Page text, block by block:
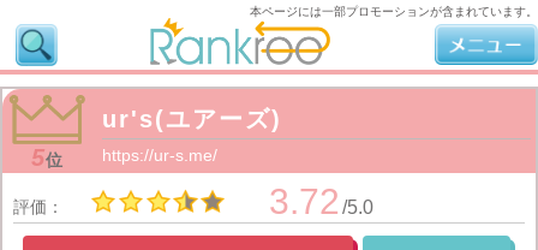
5位
ur's(ユアーズ)
https://ur-s.me/
評価： 3.72 /5.0
本ページには一部プロモーションが含まれています。